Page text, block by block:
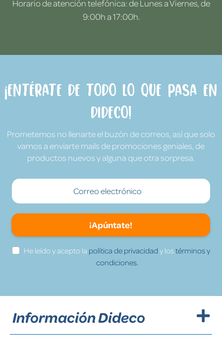
Horario de atención telefónica: de Lunes a Viernes, de
9:00h a 17:00h.
¡Entérate de todo lo que pasa en
Dideco!
Prometemos no llenarte el buzón de correos, así que solo
vamos a enviarte mails de promociones geniales, de
productos nuevos y alguna que otra sorpresa.
¡Apúntate!
He leído y acepto la política de privacidad y lostérminos y
condiciones.
Información Dideco